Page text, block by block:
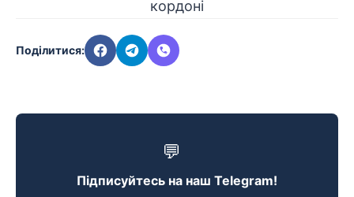
Поділитися:
💬
Підписуйтесь на наш Telegram!